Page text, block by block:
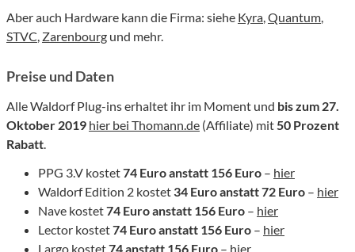
Aber auch Hardware kann die Firma: siehe Kyra,Quantum,
STVC, Zarenbourg und mehr.
Preise und Daten
Alle Waldorf Plug-ins erhaltet ihr im Moment und bis zum 27.
Oktober 2019 hier bei Thomann.de (Affiliate) mit50 Prozent
Rabatt.
PPG 3.V kostet74 Euro anstatt 156 Euro – hier
Waldorf Edition 2 kostet 34 Euro anstatt 72 Euro – hier
Nave kostet74 Euro anstatt 156 Euro – hier
Lector kostet74 Euro anstatt 156 Euro – hier
Largo kostet74 anstatt 156 Euro – hier